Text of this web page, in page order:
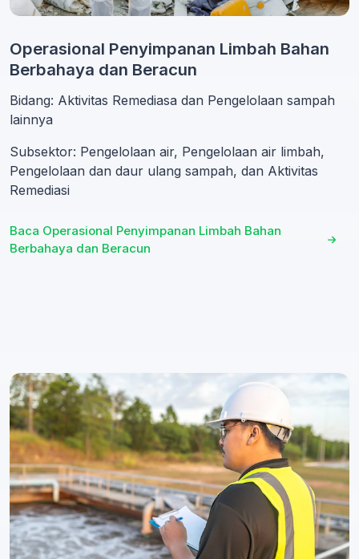
Operasional Penyimpanan Limbah Bahan
Berbahaya dan Beracun
Bidang: Aktivitas Remediasa dan Pengelolaan sampah
lainnya
Subsektor: Pengelolaan air, Pengelolaan air limbah,
Pengelolaan dan daur ulang sampah, dan Aktivitas
Remediasi
Baca Operasional Penyimpanan Limbah Bahan
Berbahaya dan Beracun